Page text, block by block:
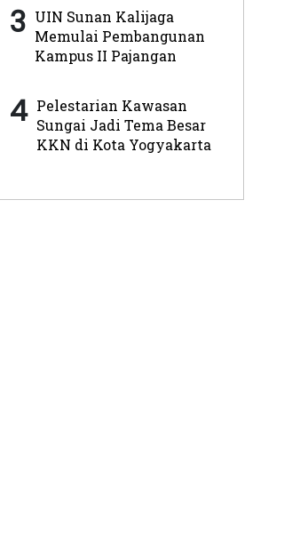
3 UIN Sunan Kalijaga
Memulai Pembangunan
Kampus II Pajangan
4 Pelestarian Kawasan
Sungai Jadi Tema Besar
KKN di Kota Yogyakarta